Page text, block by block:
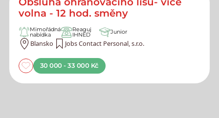
volna - 12 hod. směny
Mimořádná
nabídka
Reaguj
IHNED Junior
Blansko Jobs Contact Personal, s.r.o.
30 000 - 33 000 Kč